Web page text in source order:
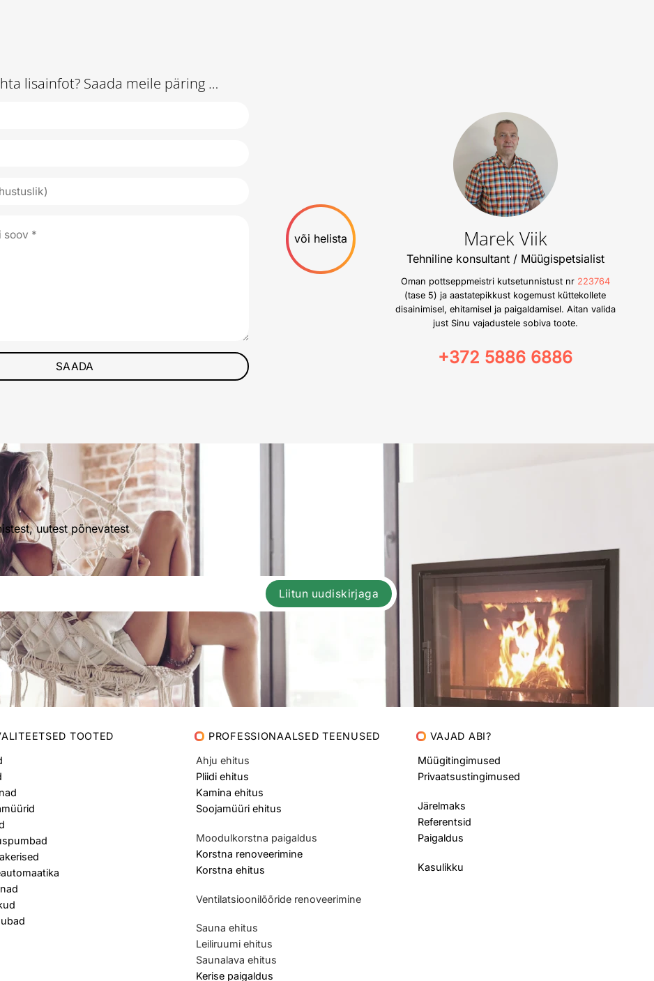
lisainfot? Saada meile päring …
või helista Marek Viik
Tehniline konsultant / Müügispetsialist
Oman pottseppmeistri kutsetunnistust nr 223764
(tase 5) ja aastatepikkust kogemust küttekollete
disainimisel, ehitamisel ja paigaldamisel. Aitan valida
just Sinu vajadustele sobiva toote.
+372 5886 6886
uutest põnevatest
Liitun uudiskirjaga
TOOTED PROFESSIONAALSED TEENUSED
Ahju ehitus
Pliidi ehitus
Kamina ehitus
Soojamüüri ehitus
Moodulkorstna paigaldus
Korstna renoveerimine
Korstna ehitus
Ventilatsioonilõõride renoveerimine
Sauna ehitus
Leiliruumi ehitus
Saunalava ehitus
Kerise paigaldus
VAJAD ABI?
Müügitingimused
Privaatsustingimused
Järelmaks
Referentsid
Paigaldus
Kasulikku